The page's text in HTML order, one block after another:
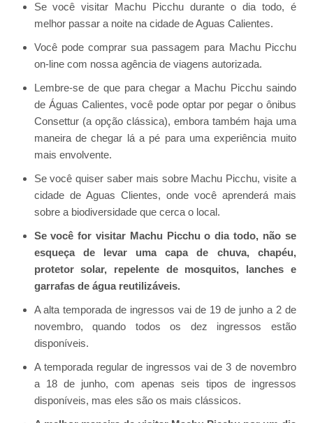
Se você visitar Machu Picchu durante o dia todo, é
melhor passar a noite na cidade de Aguas Calientes.
Você pode comprar sua passagem para Machu Picchu
on-line com nossa agência de viagens autorizada.
Lembre-se de que para chegar a Machu Picchu saindo
de Águas Calientes, você pode optar por pegar o ônibus
Consettur (a opção clássica), embora também haja uma
maneira de chegar lá a pé para uma experiência muito
mais envolvente.
Se você quiser saber mais sobre Machu Picchu, visite a
cidade de Aguas Clientes, onde você aprenderá mais
sobre a biodiversidade que cerca o local.
Se você for visitar Machu Picchu o dia todo, não se
esqueça de levar uma capa de chuva, chapéu,
protetor solar, repelente de mosquitos, lanches e
garrafas de água reutilizáveis.
A alta temporada de ingressos vai de 19 de junho a 2 de
novembro, quando todos os dez ingressos estão
disponíveis.
A temporada regular de ingressos vai de 3 de novembro
a 18 de junho, com apenas seis tipos de ingressos
disponíveis, mas eles são os mais clássicos.